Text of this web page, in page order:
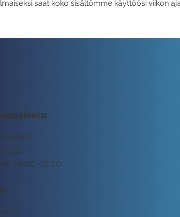
saat koko sisältömme käyttöösi viikon
klo 09:00 -15:00
1111
Oy